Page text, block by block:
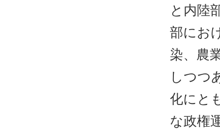
と内陸
部にお
染、農
しつつ
化にと
な政権